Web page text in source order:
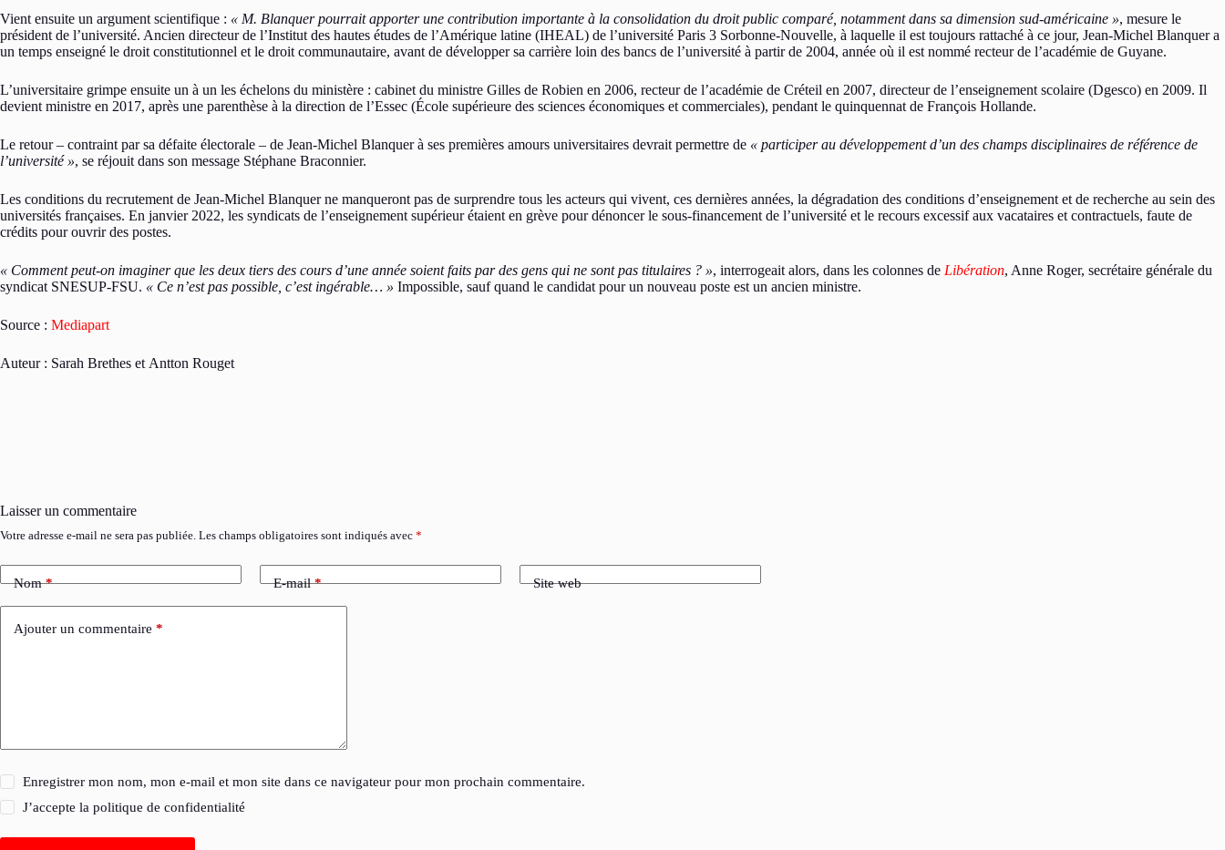
Vient ensuite un argument scientifique : « M. Blanquer pourrait apporter une contribution importante à la consolidation du droit public comparé, notamment dans sa dimension sud-américaine », mesure le
président de l’université. Ancien directeur de l’Institut des hautes études de l’Amérique latine (IHEAL) de l’université Paris 3 Sorbonne-Nouvelle, à laquelle il est toujours rattaché à ce jour, Jean-Michel Blanquer a
un temps enseigné le droit constitutionnel et le droit communautaire, avant de développer sa carrière loin des bancs de l’université à partir de 2004, année où il est nommé recteur de l’académie de Guyane.
L’universitaire grimpe ensuite un à un les échelons du ministère : cabinet du ministre Gilles de Robien en 2006, recteur de l’académie de Créteil en 2007, directeur de l’enseignement scolaire (Dgesco) en 2009. Il
devient ministre en 2017, après une parenthèse à la direction de l’Essec (École supérieure des sciences économiques et commerciales), pendant le quinquennat de François Hollande.
Le retour – contraint par sa défaite électorale – de Jean-Michel Blanquer à ses premières amours universitaires devrait permettre de « participer au développement d’un des champs disciplinaires de référence de
l’université », se réjouit dans son message Stéphane Braconnier.
Les conditions du recrutement de Jean-Michel Blanquer ne manqueront pas de surprendre tous les acteurs qui vivent, ces dernières années, la dégradation des conditions d’enseignement et de recherche au sein des
universités françaises. En janvier 2022, les syndicats de l’enseignement supérieur étaient en grève pour dénoncer le sous-financement de l’université et le recours excessif aux vacataires et contractuels, faute de
crédits pour ouvrir des postes.
« Comment peut-on imaginer que les deux tiers des cours d’une année soient faits par des gens qui ne sont pas titulaires ? », interrogeait alors, dans les colonnes de Libération, Anne Roger, secrétaire générale du
syndicat SNESUP-FSU. « Ce n’est pas possible, c’est ingérable… » Impossible, sauf quand le candidat pour un nouveau poste est un ancien ministre.
Source : Mediapart
Auteur : Sarah Brethes et Antton Rouget
Laisser un commentaire
Votre adresse e-mail ne sera pas publiée. Les champs obligatoires sont indiqués avec *
Nom* E-mail* Site web
Ajouter un commentaire *
Enregistrer mon nom, mon e-mail et mon site dans ce navigateur pour mon prochain commentaire.
J’accepte lapolitique de confidentialité